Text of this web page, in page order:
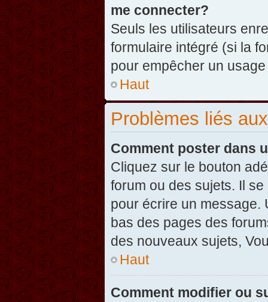
me connecter?
Seuls les utilisateurs
formulaire intégré (si la
pour empêcher un
Haut
Problèmes liés
Comment poster dans
Cliquez sur le bouton
forum ou des sujets. Il
pour écrire un message.
bas des pages des
des nouveaux sujets,
Haut
Comment modifier ou